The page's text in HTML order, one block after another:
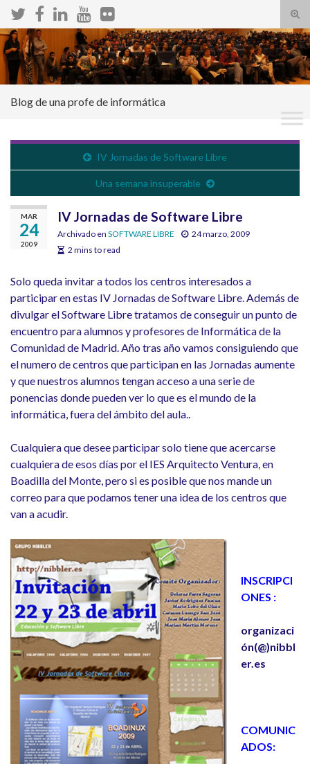
el
de
Search for:
Blog de una profe de informática
IV Jornadas de Software Libre
Una semana insuperable
MAR
24
2009
IV Jornadas de Software Libre
Archivado en SOFTWARE LIBRE
24 marzo, 2009
2 mins to read
Solo queda invitar a todos los centros interesados a
participar en estas IV Jornadas de Software Libre. Además de
divulgar el Software Libre tratamos de conseguir un punto de
encuentro para alumnos y profesores de Informática de la
Comunidad de Madrid. Año tras año vamos consiguiendo que
el numero de centros que participan en las Jornadas aumente
y que nuestros alumnos tengan acceso a una serie de
ponencias donde pueden ver lo que es el mundo de la
informática, fuera del ámbito del aula..
Cualquiera que desee participar solo tiene que acercarse
cualquiera de esos días por el IES Arquitecto Ventura, en
Boadilla del Monte, pero si es posible que nos mande un
correo para que podamos tener una idea de los centros que
van a acudir.
INSCRIPCI
ONES :
organizaci
ón(@)nibbl
er.es
COMUNIC
ADOS: